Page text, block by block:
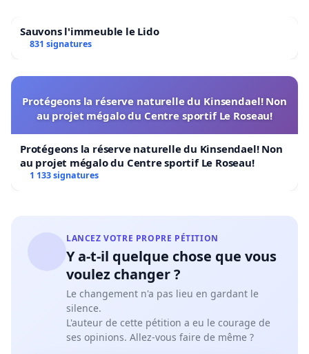
Sauvons l'immeuble le Lido
831 signatures
Protégeons la réserve naturelle du Kinsendael! Non
au projet mégalo du Centre sportif Le Roseau!
Protégeons la réserve naturelle du Kinsendael! Non
au projet mégalo du Centre sportif Le Roseau!
1 133 signatures
LANCEZ VOTRE PROPRE PÉTITION
Y a-t-il quelque chose que vous
voulez changer ?
Le changement n'a pas lieu en gardant le
silence.
L'auteur de cette pétition a eu le courage de
ses opinions. Allez-vous faire de même ?